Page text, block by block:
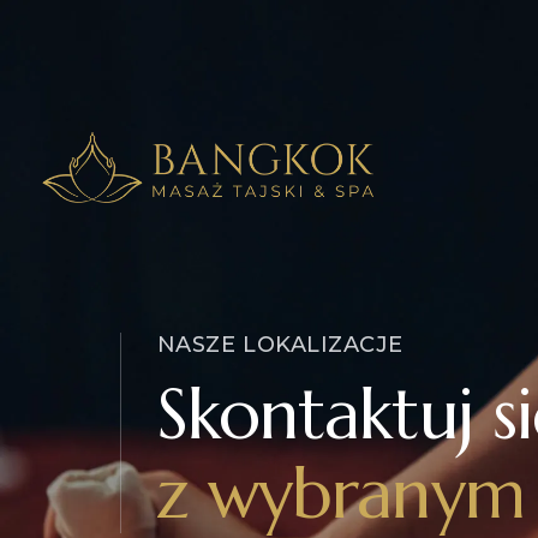
NASZE LOKALIZACJE
Skontaktuj
z